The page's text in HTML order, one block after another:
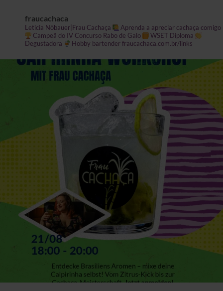
fraucachaca
Leticia Nöbauer|Frau Cachaça
Aprenda a apreciar cachaça comigo
Campeã do IV Concurso Rabo de Galo
WSET Diploma
Degustadora
Hobby bartender fraucachaca.com.br/links